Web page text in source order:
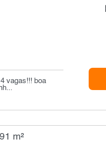
vagas!!! boa
m²